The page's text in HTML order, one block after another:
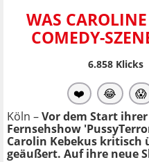
WAS
COMEDY-
6.858Klicks
❤️ 😂 😱
Köln –Vor dem Start
Fernsehshow
Carolin Kebekus kritisch
geäußert. Auf ihre neue